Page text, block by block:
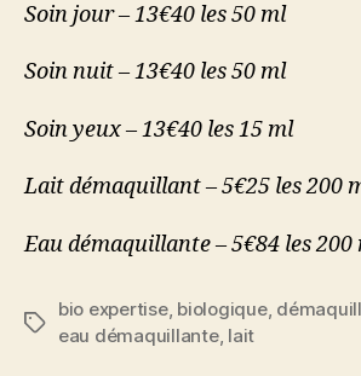
Soin jour – 13€40 les 50 ml
Soin nuit – 13€40 les 50 ml
Soin yeux – 13€40 les 15 ml
Lait démaquillant – 5€25 les 200
Eau démaquillante – 5€84 les 200
Étiquettes
bio expertise, biologique,
eau démaquillante, lait